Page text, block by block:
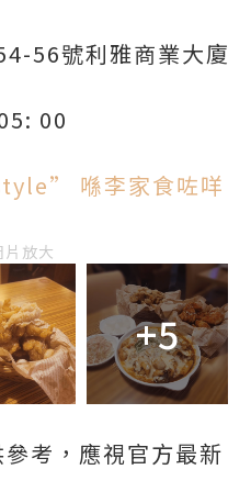
56號利雅商業大廈
00
喺李家食咗咩
片放大
+5
考，應視官方最新